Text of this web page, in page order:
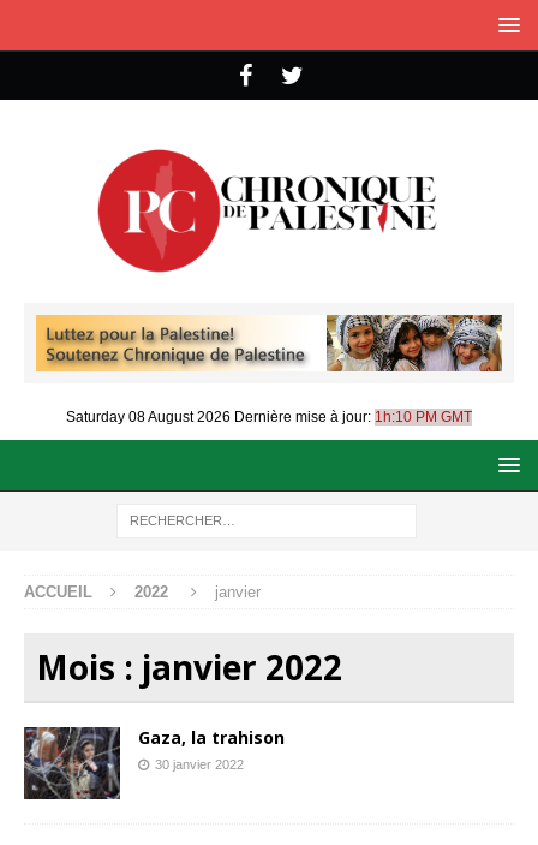
Saturday 08 August 2026 Dernière mise à jour: 1h:10 PM GMT
ACCUEIL 2022 janvier
Mois : janvier 2022
Gaza, la trahison
30 janvier 2022